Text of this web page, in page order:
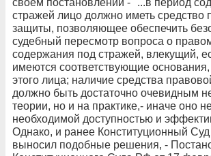
стражей лицо должно иметь средство
защиты, позволяющее обеспечить
судебный пересмотр вопроса о
содержания под стражей, влекущий,
имеются соответствующие
этого лица; наличие средства
должно быть достаточно очевидным
теории, но и на практике,- иначе оно
необходимой доступностью и
Однако, и ранее Конституционный
выносил подобные решения, -